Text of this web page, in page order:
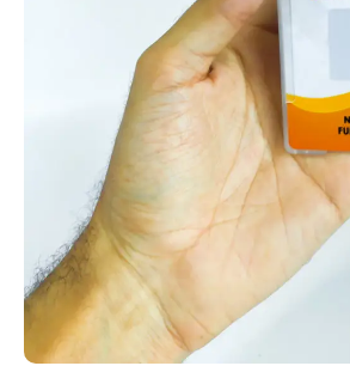
muitas
adotam
formato de
conhecidas
estudante.
oferecemos para diversas instituições de
PVC com tecnologia RFID (por aproximação)
conforme a necessidade.
Fabricamos carteirinhas escolares em PVC
e faculdades de Alegrete, com opções de
aproximação ou versões simples sem
ampla variedade de modelos disponíveis em
escolher aquele que melhor atende sua